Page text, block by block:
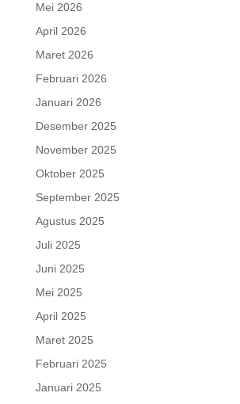
Mei 2026
April 2026
Maret 2026
Februari 2026
Januari 2026
Desember 2025
November 2025
Oktober 2025
September 2025
Agustus 2025
Juli 2025
Juni 2025
Mei 2025
April 2025
Maret 2025
Februari 2025
Januari 2025